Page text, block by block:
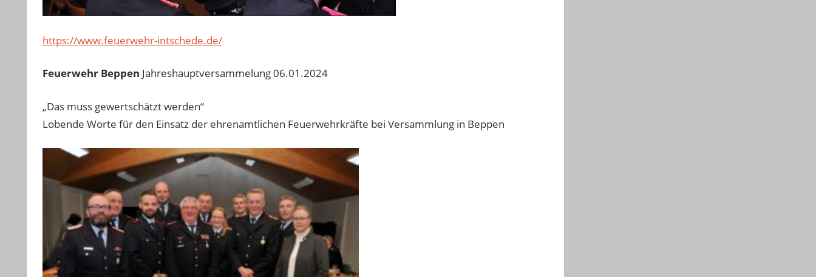
https://www.feuerwehr-intschede.de/
Feuerwehr Beppen Jahreshauptversammelung 06.01.2024
„Das muss gewertschätzt werden“
Lobende Worte für den Einsatz der ehrenamtlichen Feuerwehrkräfte bei Versammlung in Beppen